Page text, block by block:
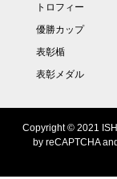
トロフィー
優勝カップ
表彰楯
表彰メダル
Copyright © 2021
by reCAPTCHA